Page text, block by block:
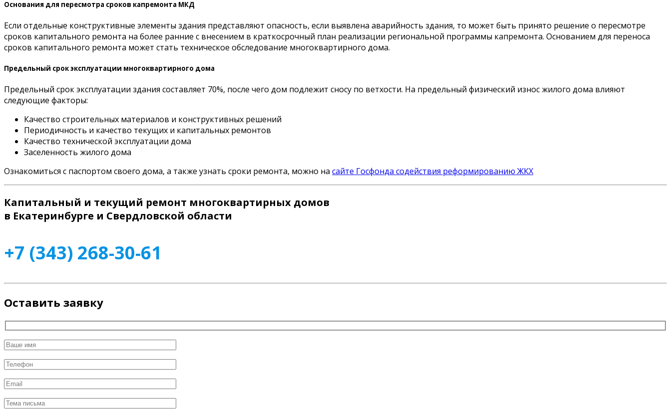
Основания для пересмотра сроков капремонта МКД
Если отдельные конструктивные элементы здания представляют опасность, если выявлена аварийность здания, то может быть принято решение о пересмотре
сроков капитального ремонта на более ранние с внесением в краткосрочный план реализации региональной программы капремонта. Основанием для переноса
сроков капитального ремонта может стать техническое обследование многоквартирного дома.
Предельный срок эксплуатации многоквартирного дома
Предельный срок эксплуатации здания составляет 70%, после чего дом подлежит сносу по ветхости. На предельный физический износ жилого дома влияют
следующие факторы:
Качество строительных материалов и конструктивных решений
Периодичность и качество текущих и капитальных ремонтов
Качество технической эксплуатации дома
Заселенность жилого дома
Ознакомиться с паспортом своего дома, а также узнать сроки ремонта, можно на сайте Госфонда содействия реформированию ЖКХ
Капитальный и текущий ремонт многоквартирных домов
в Екатеринбурге и Свердловской области
+7 (343) 268-30-61
Оставить заявку